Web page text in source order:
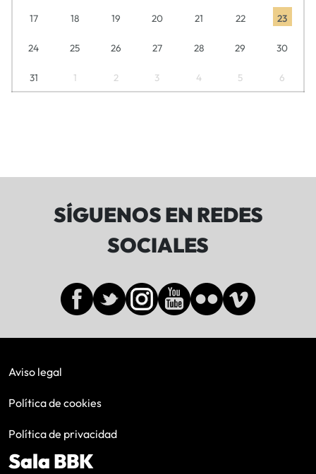
17 18 19 20 21 22 23
24 25 26 27 28 29 30
31 1 2 3 4 5 6
SÍGUENOS EN REDES
SOCIALES
Aviso legal
Política de cookies
Política de privacidad
Sala BBK